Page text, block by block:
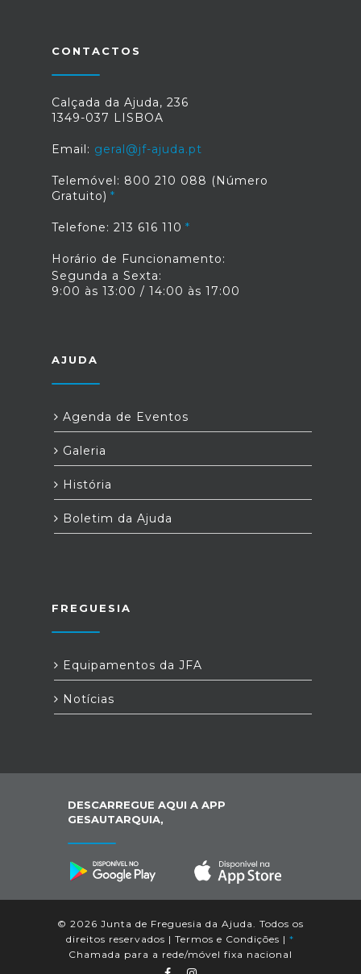
CONTACTOS
Calçada da Ajuda, 236
1349-037 LISBOA
Email: geral@jf-ajuda.pt
Telemóvel: 800 210 088 (Número
Gratuito)
Telefone: 213 616 110
Horário de Funcionamento:
Segunda a Sexta:
9:00 às 13:00 / 14:00 às 17:00
AJUDA
Agenda de Eventos
Galeria
História
Boletim da Ajuda
FREGUESIA
Equipamentos da JFA
Notícias
DESCARREGUE AQUI A APP
GESAUTARQUIA,
© 2026 Junta de Freguesia da Ajuda. Todos os
direitos reservados | Termos e Condições | *
Chamada para a rede/móvel fixa nacional